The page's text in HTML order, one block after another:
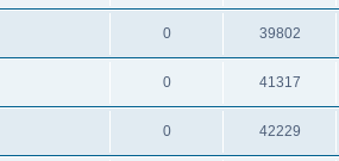
0 39802
0 41317
0 42229